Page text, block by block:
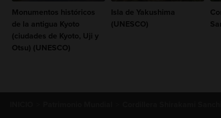
Monumentos históricos
de la antigua Kyoto
(ciudades de Kyoto, Uji y
Otsu) (UNESCO)
Isla de Yakushima
(UNESCO)